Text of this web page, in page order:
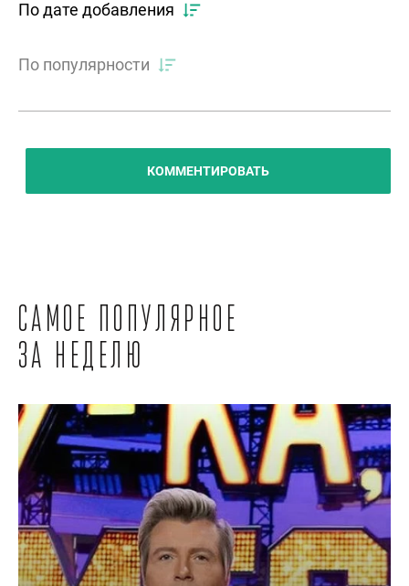
По дате добавления
По популярности
КОММЕНТИРОВАТЬ
Самое популярное
за неделю